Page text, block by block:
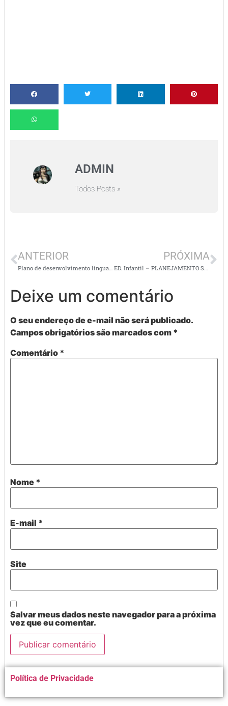
ADMIN
Todos Posts »
ANTERIOR PRÓXIMA
Deixe um comentário
O seu endereço de e-mail não será publicado.
Campos obrigatórios são marcados com *
Comentário *
Nome *
E-mail *
Site
Salvar meus dados neste navegador para a próxima
vez que eu comentar.
Alternative:
Política de Privacidade